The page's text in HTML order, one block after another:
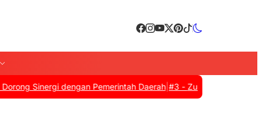
dengan Pemerintah Daerah |#3 -Zulkifli Hasan Resmi